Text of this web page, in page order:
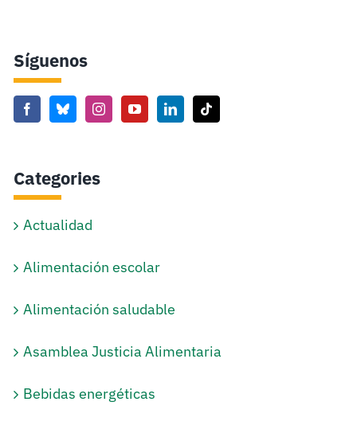
Síguenos
Categories
Actualidad
Alimentación escolar
Alimentación saludable
Asamblea Justicia Alimentaria
Bebidas energéticas